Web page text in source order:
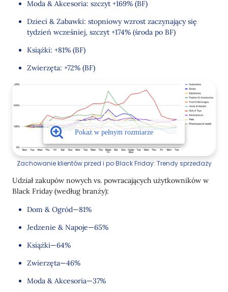
Moda & Akcesoria: szczyt +169% (BF)
Dzieci & Zabawki: stopniowy wzrost zaczynający się
tydzień wcześniej, szczyt +174% (środa po BF)
Książki: +81% (BF)
Zwierzęta: +72% (BF)
Zachowanie klientów przed i po Black Friday: Trendy sprzedaży
Udział zakupów nowych vs. powracających użytkowników w
Black Friday (według branży):
Dom & Ogród—81%
Jedzenie & Napoje—65%
Książki—64%
Zwierzęta—46%
Moda & Akcesoria—37%